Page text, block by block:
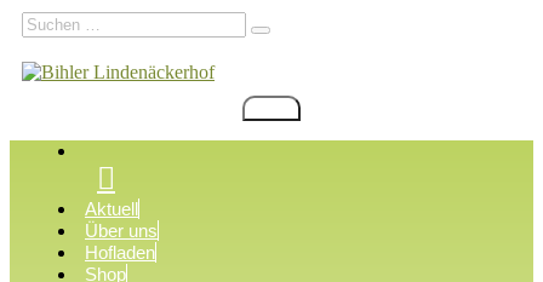
Zum
Inhalt
springen
Suchen
nach:
Suchen
Aktuell
Über uns
Hofladen
Shop